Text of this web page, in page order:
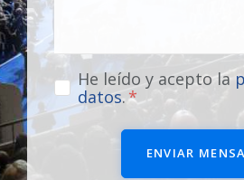
He leído y acepto la
datos.
ENVIAR